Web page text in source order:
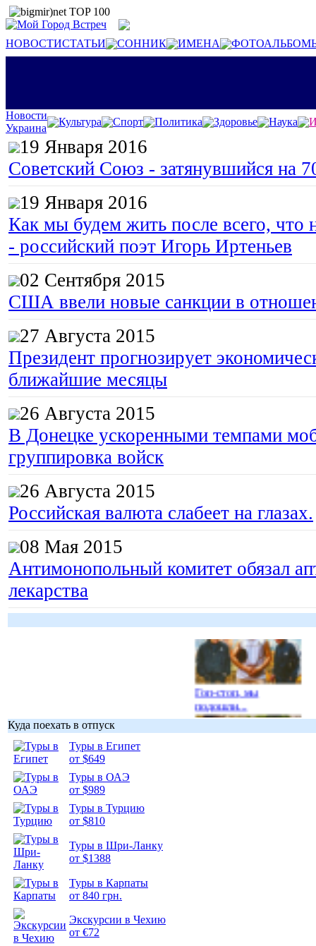
НОВОСТИСТАТЬИ СОННИК ИМЕНА
Новости
Украина
Культура Спорт Политика Здоровье Наука
19 Января 2016
Советский Союз - затянувшийся на
19 Января 2016
Как мы будем жить после всего, что
- российский поэт Игорь Иртеньев
02 Сентября 2015
США ввели новые санкции в
27 Августа 2015
Президент прогнозирует
ближайшие месяцы
26 Августа 2015
В Донецке ускоренными темпами
группировка войск
26 Августа 2015
Российская валюта слабеет на глазах.
08 Мая 2015
Антимонопольный комитет обязал
лекарства
Гоп-стоп, мы
подошли...
Куда поехать в отпуск
Туры в Египет
от $649
Туры в ОАЭ
от $989
Туры в Турцию
от $810
Туры в Шри-Ланку
от $1388
Туры в Карпаты
от 840 грн.
Экскурсии в Чехию
от €72